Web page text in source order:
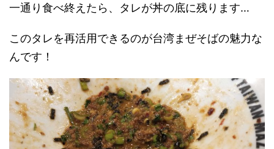
一通り食べ終えたら、タレが丼の底に残ります…
このタレを再活用できるのが台湾まぜそばの魅力な
んです！